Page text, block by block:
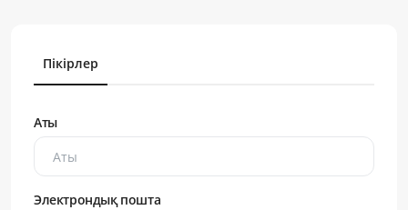
Пікірлер
Аты
Электрондық пошта